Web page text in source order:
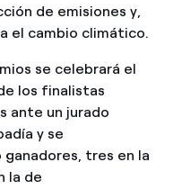
de emisiones y,
el cambio climático.
se celebrará el
los finalistas
ante un jurado
y se
tres en la
la de